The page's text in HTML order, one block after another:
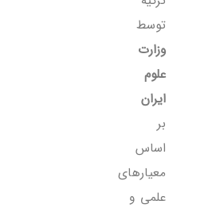
توسط
وزارت
علوم
ایران
بر
اساس
معیارهای
علمی و